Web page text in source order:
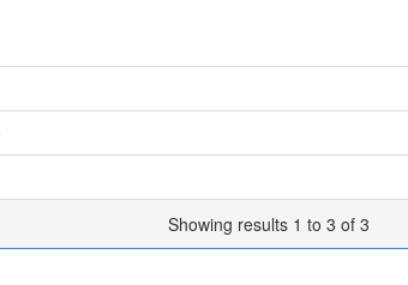
Showing results 1 to 3 of 3